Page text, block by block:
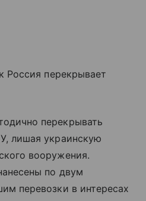
Россия перекрывает
перекрывать
лишая украинскую
вооружения.
по двум
перевозки в интересах